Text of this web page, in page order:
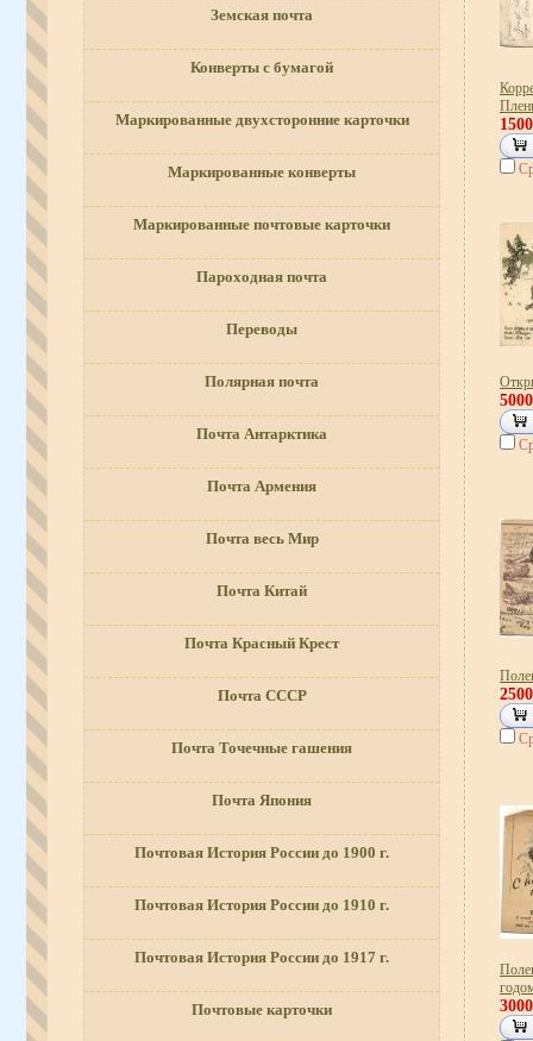
Земская почта
Конверты с бумагой
Маркированные двухсторонние карточки
Маркированные конверты
Маркированные почтовые карточки
Пароходная почта
Переводы
Полярная почта
Почта Антарктика
Почта Армения
Почта весь Мир
Почта Китай
Почта Красный Крест
Почта СССР
Почта Точечные гашения
Почта Япония
Почтовая История России до 1900 г.
Почтовая История России до 1910 г.
Почтовая История России до 1917 г.
Почтовые карточки